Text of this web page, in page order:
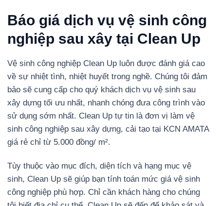
Báo giá dịch vụ vệ sinh công
nghiệp sau xây tại Clean Up
Vệ sinh công nghiệp Clean Up luôn được đánh giá cao
về sự nhiệt tình, nhiệt huyết trong nghề. Chúng tôi đảm
bảo sẽ cung cấp cho quý khách dịch vụ vệ sinh sau
xây dựng tối ưu nhất, nhanh chóng đưa công trình vào
sử dụng sớm nhất. Clean Up tự tin là đơn vị làm vệ
sinh công nghiệp sau xây dựng, cải tạo tại KCN AMATA
giá rẻ chỉ từ 5.000 đồng/ m².
Tùy thuộc vào mục đích, diện tích và hạng mục vệ
sinh, Clean Up sẽ giúp bạn tính toán mức giá vệ sinh
công nghiệp phù hợp. Chỉ cần khách hàng cho chúng